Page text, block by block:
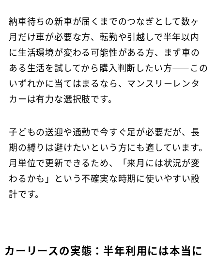
納車待ちの新車が届くまでのつなぎとして数ヶ
月だけ車が必要な方、転勤や引越しで半年以内
に生活環境が変わる可能性がある方、まず車の
ある生活を試してから購入判断したい方——この
いずれかに当てはまるなら、マンスリーレンタ
カーは有力な選択肢です。
子どもの送迎や通勤で今すぐ足が必要だが、長
期の縛りは避けたいという方にも適しています。
月単位で更新できるため、「来月には状況が変
わるかも」という不確実な時期に使いやすい設
計です。
カーリースの実態：半年利用には本当に